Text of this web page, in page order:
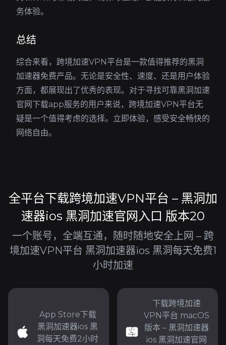
务体验。
总结
综合来看，跨境加速VPN平台是一款值得推荐的黑洞
加速器免费产品。无论是安全性、速度、还是用户体验
方面，都展现出了优秀的表现。对于寻找可靠黑洞加速
官网下载app服务的用户来说，跨境加速VPN平台无
疑是一个值得考虑的选择。立即体验，感受安全畅快的
网络自由。
全平台下载跨境加速VPN平台 – 黑洞加
速器ios 黑洞加速官网入口 版本20
一个账号，全端互通，随时随地安全上网 – 跨
境加速VPN平台 黑洞加速器ios 黑洞每天免费1
小时加速
App Store下载
黑洞加速器ios 黑
洞每天免费2小时
下载跨境加速
VPN平台 macOS
版本 – 黑洞加速器
ios 黑洞加速官网